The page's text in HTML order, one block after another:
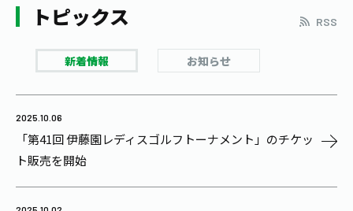
トピックス
新着情報 お知らせ
RSS
2025.10.06
「第41回 伊藤園レディスゴルフトーナメント」のチケッ
ト販売を開始